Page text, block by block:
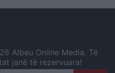
Albeu Online Media. Të
janë të rezervuara!